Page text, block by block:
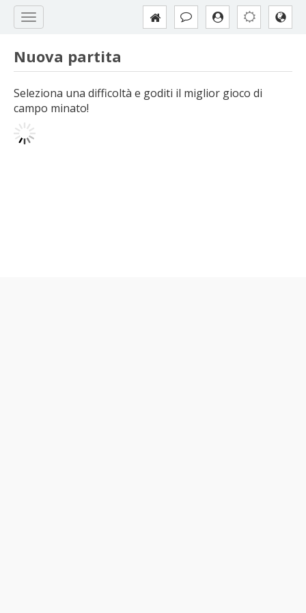
Nuova partita
Seleziona una difficoltà e goditi il miglior gioco di
campo minato!